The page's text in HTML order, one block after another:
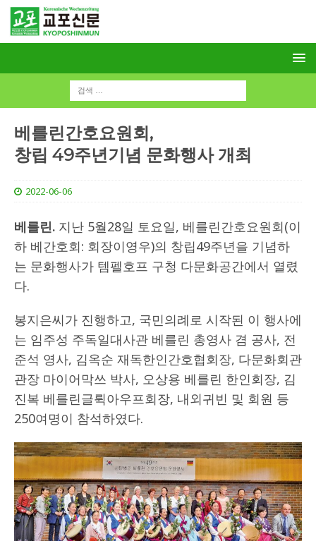
베를린간호요원회,
창립 49주년기념 문화행사 개최
2022-06-06
베를린. 지난 5월28일 토요일, 베를린간호요원회(이
하 베간호회: 회장이영우)의 창립49주년을 기념하
는 문화행사가 템펠호프 구청 다문화공간에서 열렸
다.
봉지은씨가 진행하고, 국민의례로 시작된 이 행사에
는 임주성 주독일대사관 베를린 총영사 겸 공사, 전
준석 영사, 김옥순 재독한인간호협회장, 다문화회관
관장 마이어막쓰 박사, 오상용 베를린 한인회장, 김
진복 베를린글뤽아우프회장, 내외귀빈 및 회원 등
250여명이 참석하였다.